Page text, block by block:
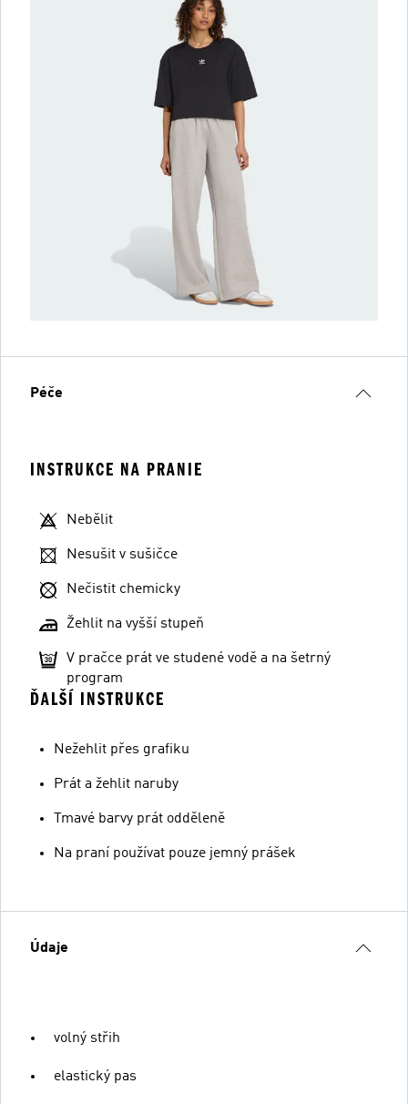
Péče
INSTRUKCE NA PRANIE
Nebělit
Nesušit v sušičce
Nečistit chemicky
Žehlit na vyšší stupeň
V pračce prát ve studené vodě a na šetrný
program
ĎALŠÍ INSTRUKCE
Nežehlit přes grafiku
Prát a žehlit naruby
Tmavé barvy prát odděleně
Na praní používat pouze jemný prášek
Údaje
volný střih
elastický pas